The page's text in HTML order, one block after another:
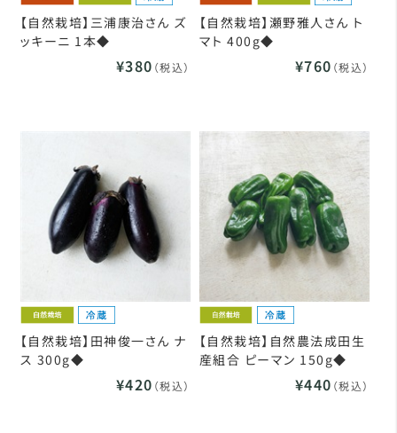
【自然栽培】三浦康治さん ズ
ッキーニ 1本◆
¥380 （税込）
【自然栽培】瀬野雅人さん ト
マト 400g◆
¥760 （税込）
【自然栽培】田神俊一さん ナ
ス 300g◆
¥420 （税込）
【自然栽培】自然農法成田生
産組合 ピーマン 150g◆
¥440 （税込）